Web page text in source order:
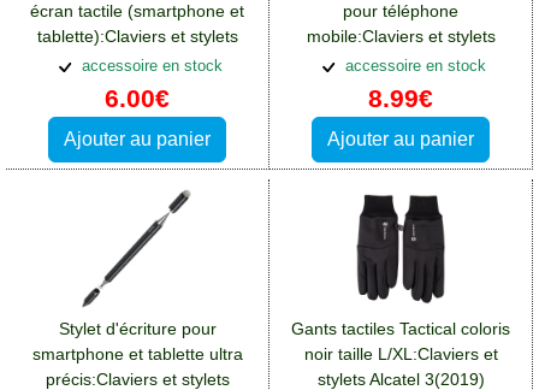
écran tactile (smartphone et
tablette):Claviers et stylets
Alcatel 3(2019)
accessoire en stock
6.00€
Ajouter au panier
pour téléphone
mobile:Claviers et stylets
Alcatel 3(2019)
accessoire en stock
8.99€
Ajouter au panier
Stylet d'écriture pour
smartphone et tablette ultra
précis:Claviers et stylets
Gants tactiles Tactical coloris
noir taille L/XL:Claviers et
stylets Alcatel 3(2019)